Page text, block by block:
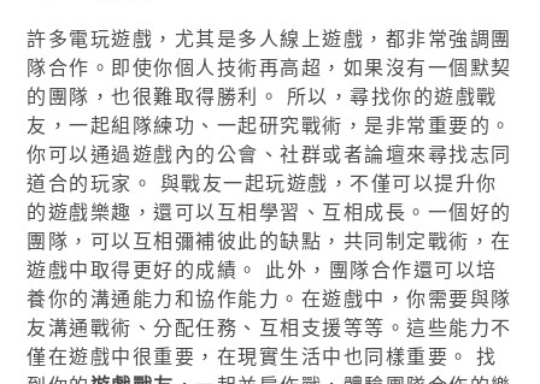
許多電玩遊戲，尤其是多人線上遊戲，都非常強調團
隊合作。即使你個人技術再高超，如果沒有一個默契
的團隊，也很難取得勝利。 所以，尋找你的遊戲戰
友，一起組隊練功、一起研究戰術，是非常重要的。
你可以通過遊戲內的公會、社群或者論壇來尋找志同
道合的玩家。 與戰友一起玩遊戲，不僅可以提升你
的遊戲樂趣，還可以互相學習、互相成長。一個好的
團隊，可以互相彌補彼此的缺點，共同制定戰術，在
遊戲中取得更好的成績。 此外，團隊合作還可以培
養你的溝通能力和協作能力。在遊戲中，你需要與隊
友溝通戰術、分配任務、互相支援等等。這些能力不
僅在遊戲中很重要，在現實生活中也同樣重要。 找